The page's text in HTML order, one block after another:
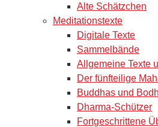
Alte Schätzchen
Meditationstexte
Digitale Texte
Sammelbände
Allgemeine Texte
Der fünfteilige
Buddhas und
Dharma-Schützer
Fortgeschrittene